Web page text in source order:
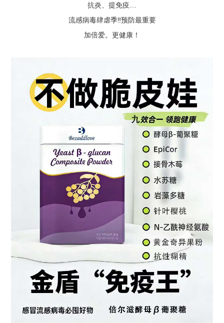
抗炎、提免疫…
流感病毒肆虐季‼预防最重要
加倍爱。更健康！